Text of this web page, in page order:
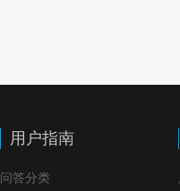
用户指南
问答分类